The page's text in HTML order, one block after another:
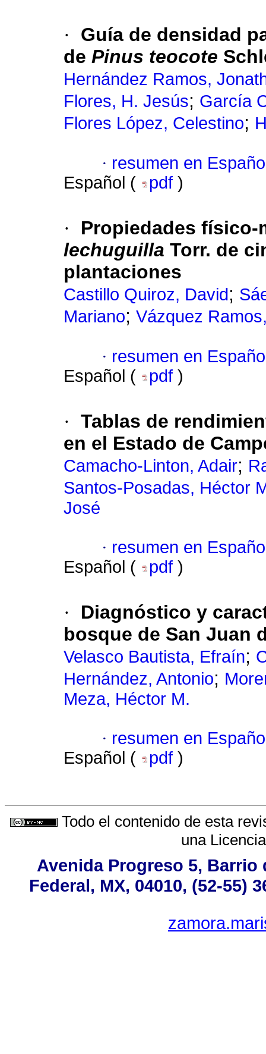
·
Guía de densidad
de Pinus teocote
Hernández Ramos,
Flores, H. Jesús; García
Flores López, Celestino;
· resumen en
Español (
pdf )
·
Propiedades
lechuguilla Torr. de
plantaciones
Castillo Quiroz, David ;
Mariano; Vázquez
· resumen en
Español (
pdf )
· Tablas de
en el Estado de
Camacho-Linton, Adair;
Santos-Posadas, Héctor
José
· resumen en
Español (
pdf )
·
Diagnóstico y
bosque de San Juan
Velasco Bautista, Efraín;
Hernández, Antonio;
Meza, Héctor M.
· resumen en
Español (
pdf )
Todo el contenido de esta
una
Avenida Progreso 5,
Federal, MX, 04010, (52-55)